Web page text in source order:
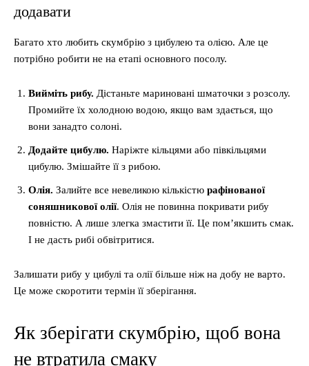
додавати
Багато хто любить скумбрію з цибулею та олією. Але це
потрібно робити не на етапі основного посолу.
Вийміть рибу. Дістаньте мариновані шматочки з розсолу.
Промийте їх холодною водою, якщо вам здається, що
вони занадто солоні.
Додайте цибулю. Наріжте кільцями або півкільцями
цибулю. Змішайте її з рибою.
Олія. Залийте все невеликою кількістю рафінованої
соняшникової олії. Олія не повинна покривати рибу
повністю. А лише злегка змастити її. Це пом’якшить смак.
І не дасть рибі обвітритися.
Залишати рибу у цибулі та олії більше ніж на добу не варто.
Це може скоротити термін її зберігання.
Як зберігати скумбрію, щоб вона
не втратила смаку